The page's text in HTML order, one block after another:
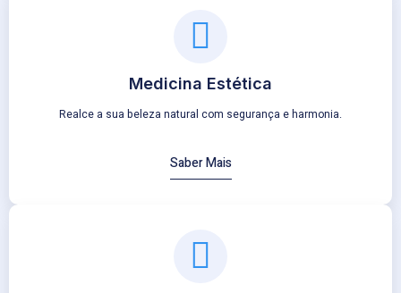
Medicina Estética
Realce a sua beleza natural com segurança e harmonia.
Saber Mais